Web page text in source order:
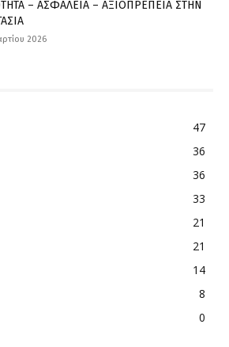
– ΑΣΦΑΛΕΙΑ – ΑΞΙΟΠΡΕΠΕΙΑ ΣΤΗΝ
2026
47
36
36
33
21
21
14
8
0